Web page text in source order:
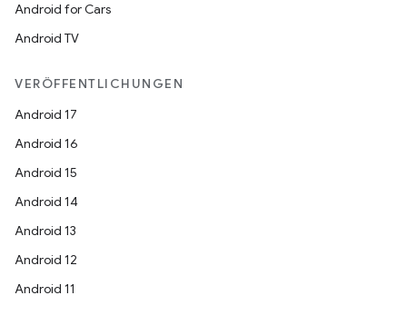
Android for Cars
Android TV
VERÖFFENTLICHUNGEN
Android 17
Android 16
Android 15
Android 14
Android 13
Android 12
Android 11